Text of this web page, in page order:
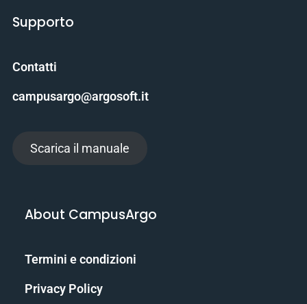
Supporto
Contatti
campusargo@argosoft.it
Scarica il manuale
About CampusArgo
Termini e condizioni
Privacy Policy